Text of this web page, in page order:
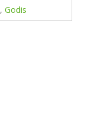
, Godis